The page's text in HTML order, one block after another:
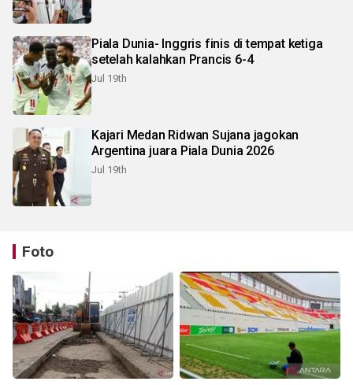
Piala Dunia- Inggris finis di tempat ketiga
setelah kalahkan Prancis 6-4
Jul 19th
Kajari Medan Ridwan Sujana jagokan
Argentina juara Piala Dunia 2026
Jul 19th
Foto